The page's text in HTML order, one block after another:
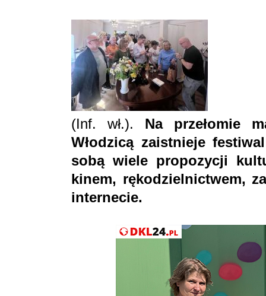
(Inf. wł.). Na przełomie
Włodzicą zaistnieje
sobą wiele propozycji
kinem, rękodzielnictwem,
internecie.